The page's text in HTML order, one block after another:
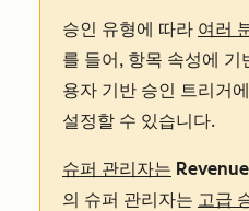
승인 유형에 따라 여러
를 들어, 항목 속성에
용자 기반 승인 트리거
설정할 수 있습니다.
슈퍼 관리자는 Revenue
의 슈퍼 관리자는 고급